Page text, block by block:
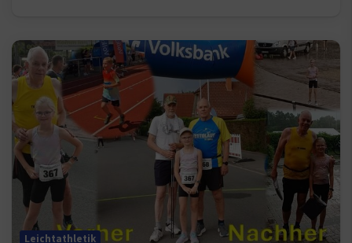
Leichtathletik